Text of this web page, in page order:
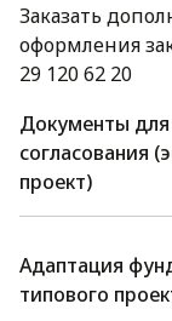
Заказать
оформления
29 120 62 20
Документы для
согласования
проект)
Адаптация
типового